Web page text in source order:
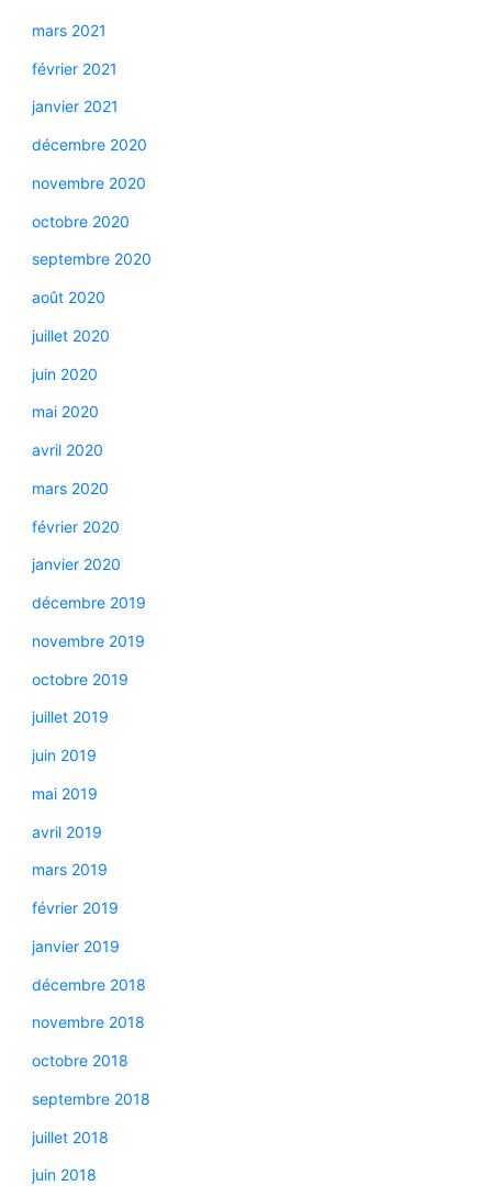
mars 2021
février 2021
janvier 2021
décembre 2020
novembre 2020
octobre 2020
septembre 2020
août 2020
juillet 2020
juin 2020
mai 2020
avril 2020
mars 2020
février 2020
janvier 2020
décembre 2019
novembre 2019
octobre 2019
juillet 2019
juin 2019
mai 2019
avril 2019
mars 2019
février 2019
janvier 2019
décembre 2018
novembre 2018
octobre 2018
septembre 2018
juillet 2018
juin 2018